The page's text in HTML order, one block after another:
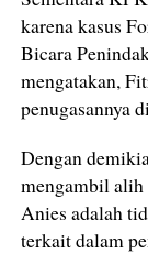
karena kasus
Bicara
mengatakan,
penugasannya
Dengan
mengambil
Anies adalah
terkait dalam